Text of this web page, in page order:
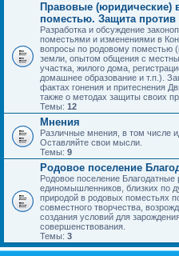
Правовые (юридические)
поместью. Защита против
Разработка и обсуждение
поместьями и изменениями в
вопросы по родовому поместью
земли, опытом общения с
участка, жилого дома,
домашнее образование и т.п.).
фактах гонения и притеснения
также о методах защиты своих
Темы: 12
Мнения
Различные мнения, в том числе
Оставляйте свои мысли.
Темы: 9
Родовое поселение
Родовое поселение Благодатные
единомышленников, близких по
природой в родовых поместьях
совместного творчества,
создания условий для
совершенствования.
Темы: 3